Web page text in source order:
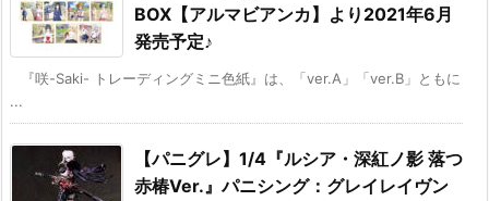
BOX【アルマビアンカ】より2021年6月
発売予定♪
『咲-Saki- トレーディングミニ色紙』は、「ver.A」「ver.B」ともに
...
【パニグレ】1/4『ルシア・深紅ノ影 落つ
赤椿Ver.』パニシング：グレイレイヴン